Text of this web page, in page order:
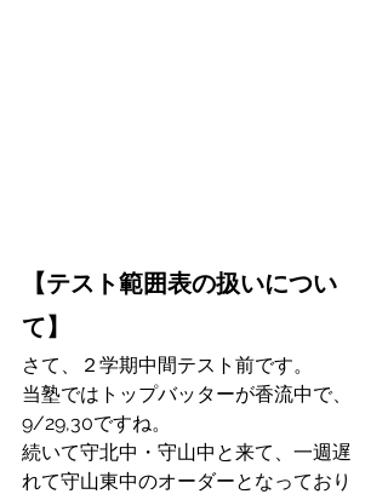
【テスト範囲表の扱いについ
て】
さて、２学期中間テスト前です。
当塾ではトップバッターが香流中で、
9/29,30ですね。
続いて守北中・守山中と来て、一週遅
れて守山東中のオーダーとなっており